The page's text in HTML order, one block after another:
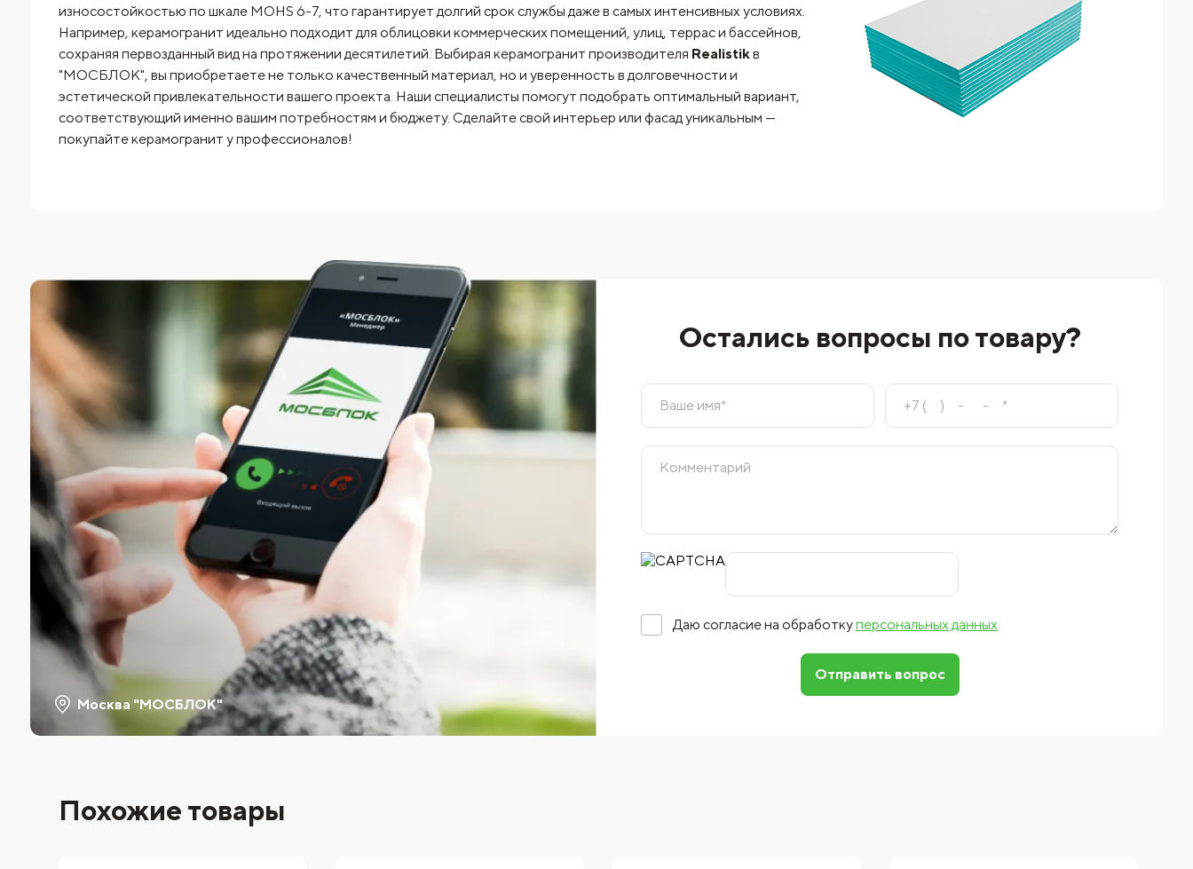
износостойкостью по шкале MOHS 6-7, что гарантирует долгий срок службы даже в самых интенсивных условиях.
Например, керамогранит идеально подходит для облицовки коммерческих помещений, улиц, террас и бассейнов,
сохраняя первозданный вид на протяжении десятилетий. Выбирая керамогранит производителя Realistikв
"МОСБЛОК", вы приобретаете не только качественный материал, но и уверенность в долговечности и
эстетической привлекательности вашего проекта. Наши специалисты помогут подобрать оптимальный вариант,
соответствующий именно вашим потребностям и бюджету. Сделайте свой интерьер или фасад уникальным —
покупайте керамогранит у профессионалов!
Москва "МОСБЛОК"
Остались вопросы по товару?
Даю согласие на обработкуперсональных данных
Отправить вопрос
Похожие товары